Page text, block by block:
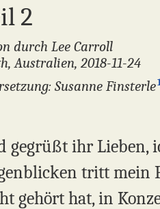
2
durch Lee Carroll
Australien, 2018-11-24
Susanne Finsterle
gegrüßt ihr Lieben,
tritt mein
gehört hat, in